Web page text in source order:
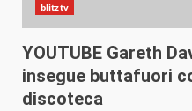
blitztv
YOUTUBE Gareth
insegue buttafuori
discoteca